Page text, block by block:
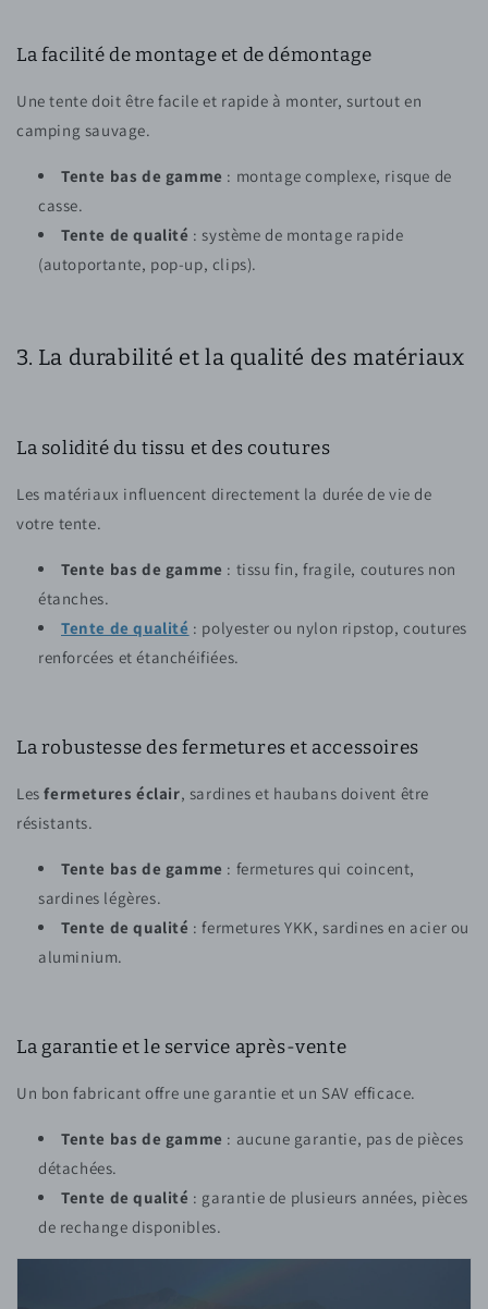
La facilité de montage et de démontage
Une tente doit être facile et rapide à monter, surtout en
camping sauvage.
Tente bas de gamme : montage complexe, risque de
casse.
Tente de qualité : système de montage rapide
(autoportante, pop-up, clips).
3. La durabilité et la qualité des matériaux
La solidité du tissu et des coutures
Les matériaux influencent directement la durée de vie de
votre tente.
Tente bas de gamme : tissu fin, fragile, coutures non
étanches.
Tente de qualité : polyester ou nylon ripstop, coutures
renforcées et étanchéifiées.
La robustesse des fermetures et accessoires
Lesfermetures éclair, sardines et haubans doivent être
résistants.
Tente bas de gamme : fermetures qui coincent,
sardines légères.
Tente de qualité : fermetures YKK, sardines en acier ou
aluminium.
La garantie et le service après-vente
Un bon fabricant offre une garantie et un SAV efficace.
Tente bas de gamme : aucune garantie, pas de pièces
détachées.
Tente de qualité : garantie de plusieurs années, pièces
de rechange disponibles.